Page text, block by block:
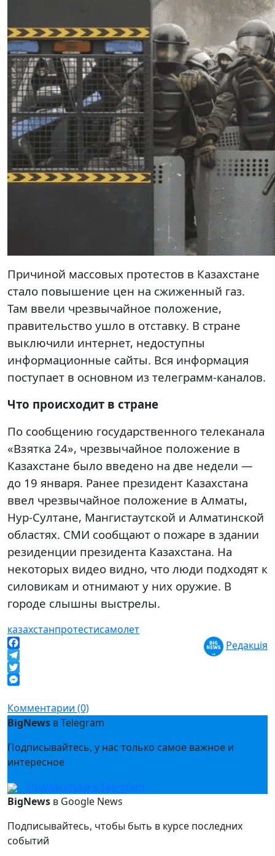
Причиной массовых протестов в Казахстане
стало повышение цен на сжиженный газ.
Там ввели чрезвычайное положение,
правительство ушло в отставку. В стране
выключили интернет, недоступны
информационные сайты. Вся информация
поступает в основном из телеграмм-каналов.
Что происходит в стране
По сообщению государственного телеканала
«Взятка 24», чрезвычайное положение в
Казахстане было введено на две недели —
до 19 января. Ранее президент Казахстана
ввел чрезвычайное положение в Алматы,
Нур-Султане, Мангистаутской и Алматинской
областях. СМИ сообщают о пожаре в здании
резиденции президента Казахстана. На
некоторых видео видно, что люди подходят к
силовикам и отнимают у них оружие. В
городе слышны выстрелы.
казахстанпротестисамолет
Facebook
Telegram
Twitter
Редакція
Комментарии (0)
BigNews в Telegram
Подписывайтесь, у нас только самое важное и
интересное
Подписаться в Telegram
BigNews в Google News
Подписывайтесь, чтобы быть в курсе последних
событий